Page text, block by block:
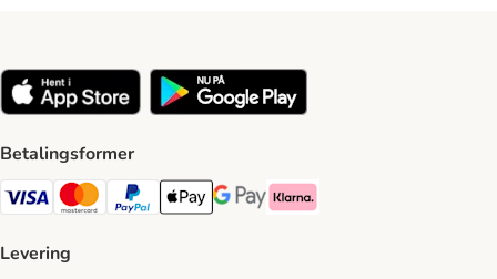
Betalingsformer
VISA Payment Method
Mastercard Payment Method
Paypal Payment Method
Apple Pay Payment Method
Google Pay Payment Method
Klarna Payment Method
Levering